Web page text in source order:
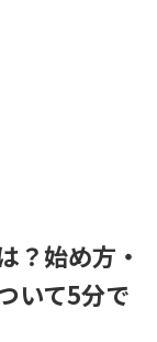
？始め方・
いて5分で